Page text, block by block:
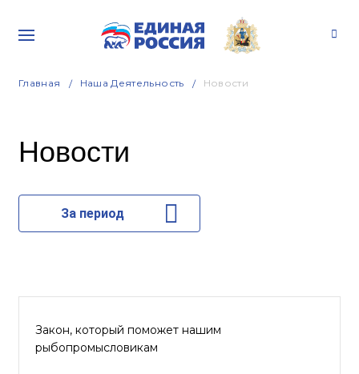
Главная Наша Деятельность Новости
Новости
За период
Закон, который поможет нашим
рыбопромысловикам